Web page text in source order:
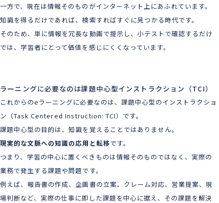
一方で、現在は情報そのものがインターネット上にあふれています。
知識を得るだけであれば、検索すればすぐに見つかる時代です。
そのため、単に情報を冗長な動画で提示し、小テストで確認するだけ
では、学習者にとって価値を感じにくくなっています。
ーニングに必要なのは課題中心型インストラクション（TCI）
これからのeラーニングに必要なのは、課題中心型のインストラクショ
ン（Task Centered Instruction: TCI）です。
課題中心型の目的は、知識を覚えることではありません。
現実的な文脈への知識の応用と転移です。
つまり、学習の中心に置くべきものは情報そのものではなく、実際の
業務で発生する課題や問題です。
例えば、報告書の作成、企画書の立案、クレーム対応、営業提案、現
場判断など、実際の仕事に即した課題を中心に据え、その課題を解決